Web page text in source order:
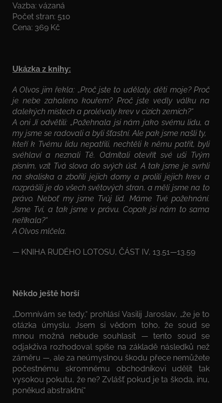
Vazba: vázaná
Počet stran: 510
Cena: 369 Kč
Ukázka z knihy:
A Olvos jim řekla: „Proč jste to udělaly, děti moje? Proč
je nebe zahaleno kouřem? Proč jste vedly válku na
dalekých místech a prolévaly krev v cizích zemích?“
A oni Jí odvětili: „Požehnala jsi nám jako svému lidu, a
my jsme se radovali a byli šťastní. Ale pak jsme našli ty,
kteří k Tvému lidu nepatřili, nechtěli k němu patřit, byli
svéhlaví a neznali Tě. Odmítali otevřít své uši Tvým
písním, vzít Tvá slova do svých úst. A tak jsme je svrhli
na skaliska a zbořili jejich domy a prolili jejich krev a
rozprášili je do všech světových stran, a měli jsme na to
právo. Neboť my jsme Tvůj lid. Máme Tvé požehnání.
Jsme Tví, a tak jsme v právu. Copak jsi nám to sama
neříkala?“
A Olvos mlčela.
— KNIHA RUDÉHO LOTOSU, ČÁST IV, 13.51—13.59
Někdo ještě horší
„Domnívám se tedy,“ prohlásí Vasilij Jaroslav, „že je to
otázka úmyslu. Jsem si vědom toho, že soud se
mnou možná nebude souhlasit — tento soud se
odjakživa rozhodoval spíše na základě následků než
záměru —, ale za neúmyslnou škodu přece nemůžete
počestnému skromnému obchodníkovi udělit tak
vysokou pokutu, že ne? Zvlášť pokud je ta škoda, inu,
poněkud abstraktní.“